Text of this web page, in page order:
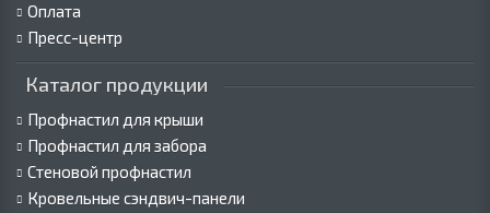
Оплата
Пресс-центр
Каталог продукции
Профнастил для крыши
Профнастил для забора
Стеновой профнастил
Кровельные сэндвич-панели